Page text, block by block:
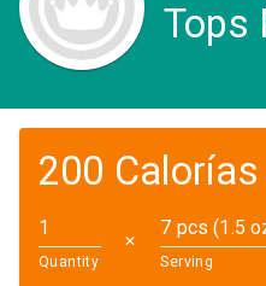
Tops
200 Calorías
Quantity
✕
7 pcs (1.5
Serving